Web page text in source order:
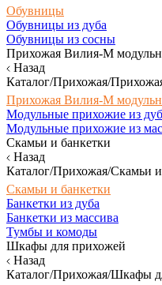
Обувницы
Обувницы из дуба
Обувницы из сосны
Прихожая Вилия-М
Назад
Каталог/Прихожая/
Прихожая Вилия-М
Модульные прихожие из
Модульные прихожие из
Скамьи и банкетки
Назад
Каталог/Прихожая/Скамьи
Скамьи и банкетки
Банкетки из дуба
Банкетки из массива
Тумбы и комоды
Шкафы для прихожей
Назад
Каталог/Прихожая/Шкафы